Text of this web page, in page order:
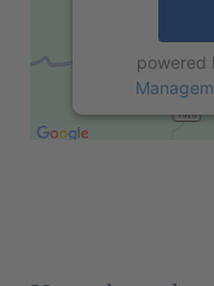
powered